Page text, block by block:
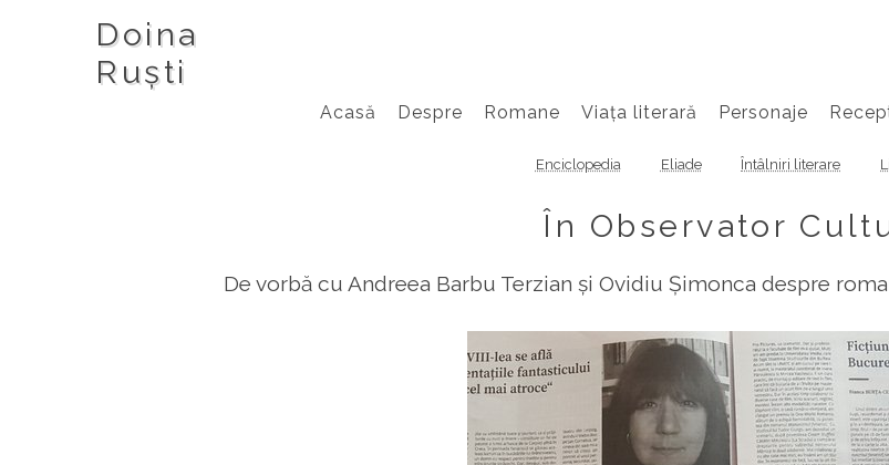
Doina
Ruști
Acasă Despre Romane Viața literară Personaje
Enciclopedia Eliade Întâlniri literare
În Observator
De vorbă cu Andreea Barbu Terzian și Ovidiu Șimonca despre